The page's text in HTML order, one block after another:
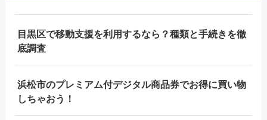
目黒区で移動支援を利用するなら？種類と手続きを徹
底調査
浜松市のプレミアム付デジタル商品券でお得に買い物
しちゃおう！